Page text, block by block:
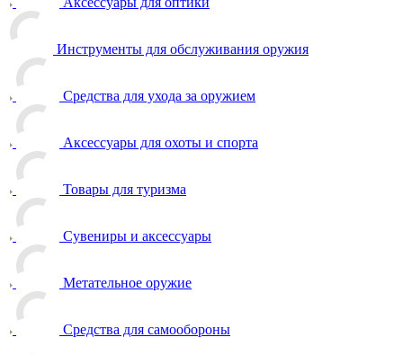
Инструменты для обслуживания оружия
Средства для ухода за оружием
Аксессуары для охоты и спорта
Товары для туризма
Сувениры и аксессуары
Метательное оружие
Средства для самообороны